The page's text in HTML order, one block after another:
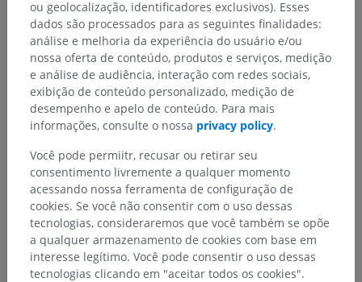
Hierarquia anatômica
ou geolocalização, identificadores exclusivos). Esses
dados são processados para as seguintes finalidades:
análise e melhoria da experiência do usuário e/ou
nossa oferta de conteúdo, produtos e serviços, medição
e análise de audiência, interação com redes sociais,
exibição de conteúdo personalizado, medição de
desempenho e apelo de conteúdo. Para mais
informações, consulte o nossa privacy policy.
Você pode permiitr, recusar ou retirar seu
consentimento livremente a qualquer momento
acessando nossa ferramenta de configuração de
cookies. Se você não consentir com o uso dessas
tecnologias, consideraremos que você também se opõe
a qualquer armazenamento de cookies com base em
interesse legítimo. Você pode consentir o uso dessas
tecnologias clicando em "aceitar todos os cookies".